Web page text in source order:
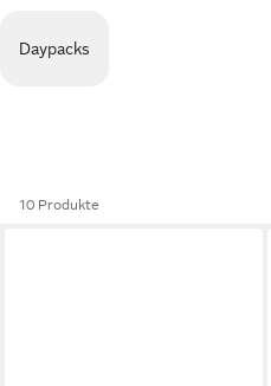
Daypacks
10 Produkte